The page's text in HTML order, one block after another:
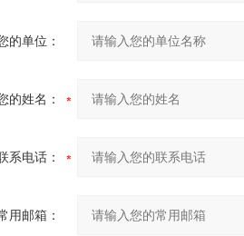
的单位：
的姓名：
系电话：
用邮箱：